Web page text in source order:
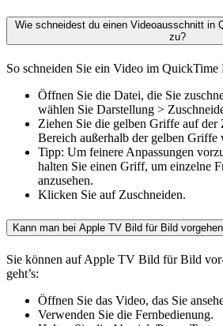
Wie schneidest du einen Videoausschnitt in
zu?
So schneiden Sie ein Video im QuickTime
Öffnen Sie die Datei, die Sie
wählen Sie Darstellung >
Ziehen Sie die gelben Griffe auf der
Bereich außerhalb der gelben Griffe
Tipp: Um feinere Anpassungen
halten Sie einen Griff, um einzelne
anzusehen.
Klicken Sie auf Zuschneiden.
Kann man bei Apple TV Bild für Bild
Sie können auf Apple TV Bild für Bild
geht’s:
Öffnen Sie das Video, das Sie
Verwenden Sie die Fernbedienung.